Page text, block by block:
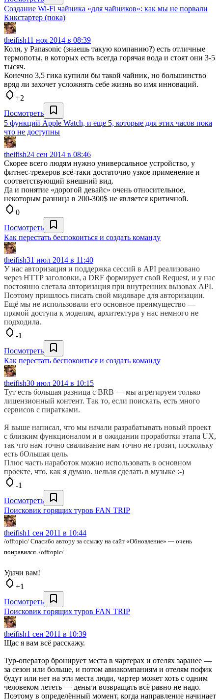
Создание Wi-Fi чайника «для чайников»: как мы не порвали
Кикстартер (пока)
theifish11 ноя 2014 в 08:39
Коля, у Panasonic (знаешь такую компанию?) есть отличные
термопоты, в которых есть всегда горячая вода и стоят они 3-5
тысяч.
Конечно 3,5 гика купили бы такой чайник, но большинство
вряд ли захочет усложнять себе жизнь во имя инноваций.
+2
Посмотреть
5 функций Apple Watch, и еще 5, которые для этих часов пока
что не доступны
theifish24 сен 2014 в 08:46
Скорее всего людям нужно универсальное устройство, у
фитнес-трекеров всё-таки достаточно узкое применение и
соответствующий внешний вид.
Да и понятие «дорогой девайс» очень относительное,
некоторым разница в 200-300$ не является критичной.
0
Посмотреть
Как перестать беспокоиться и создать команду
theifish31 июл 2014 в 11:40
У нас авторизация и поддержка сессий в API реализовано
через HTTP заголовки, а DRF формирует свой Request, и у нас
постоянно слетала авторизация при внутренних вызовах API.
Поэтому пришлось писать свой мидлваре для авторизации.
Ещё мы не использовали его основное преимущество —
прямой доступа к моделям, архитектура у нас немного не
подходила.
-1
Посмотреть
Как перестать беспокоиться и создать команду
theifish30 июл 2014 в 10:15
Тут есть большая разница с BRB — мы агрегируем только
лицензионный контент. Так то, если поискать, есть много
сервисов с пиратками.
Я выше написал, что мы начали разрабатывать новый проект
с близким функционалом и в ожидании проработки этапа UX,
так что нам точно сваливание нам точно не грозит, поскольку
есть бОльшая цель.
Плюс часть наработок можно использовать в основном
проекте, что, как я думаю. нельзя сделать в музыке :-)
-1
Посмотреть
Поисковик горящих туров FAN TRIP
theifish1 сен 2011 в 10:44
/offtopic/ Спасибо автору за ссылку на сайт «Обновление» — очень
понравился. /offtopic/
Удачи вам!
+1
Посмотреть
Поисковик горящих туров FAN TRIP
theifish1 сен 2011 в 10:39
Щас я вам всё расскажу.
Тур-оператор бронирует места в чартерах и отелях заранее —
за сезон или больше, и потом авиакомпаниям и отелям пофик
будут или нет на эти места люди, чартер может хоть с одним
человеком лететь — деньги возвращать всё равно не надо.
Поэтому в определённый момент, когда направление начинает